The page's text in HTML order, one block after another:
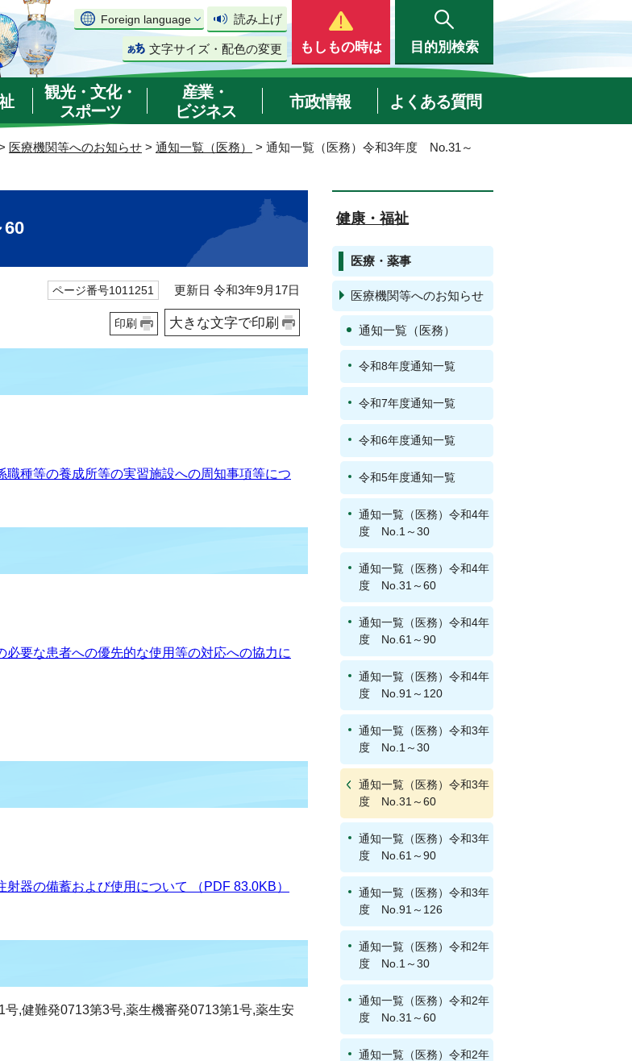
Foreign language 読み上げ
文字サイズ・配色の変更 もしもの時は 目的別検索
観光・文化・
スポーツ
産業・
ビジネス
市政情報 よくある質問
医療機関等へのお知らせ > 通知一覧（医務）
> 通知一覧（医務）令和3年度 No.31～
ページ番号1011251 更新日 令和3年9月17日
印刷 大きな文字で印刷
種等の養成所等の実習施設への周知事項等につ
要な患者への優先的な使用等の対応への協力に
器の備蓄および使用について （PDF 83.0KB）
,健難発0713第3号,薬生機審発0713第1号,薬生安
健康・福祉
医療・薬事
医療機関等へのお知らせ
通知一覧（医務）
令和8年度通知一覧
令和7年度通知一覧
令和6年度通知一覧
令和5年度通知一覧
通知一覧（医務）令和4年
度 No.1～30
通知一覧（医務）令和4年
度 No.31～60
通知一覧（医務）令和4年
度 No.61～90
通知一覧（医務）令和4年
度 No.91～120
通知一覧（医務）令和3年
度 No.1～30
通知一覧（医務）令和3年
度 No.31～60
通知一覧（医務）令和3年
度 No.61～90
通知一覧（医務）令和3年
度 No.91～126
通知一覧（医務）令和2年
度 No.1～30
通知一覧（医務）令和2年
度 No.31～60
通知一覧（医務）令和2年